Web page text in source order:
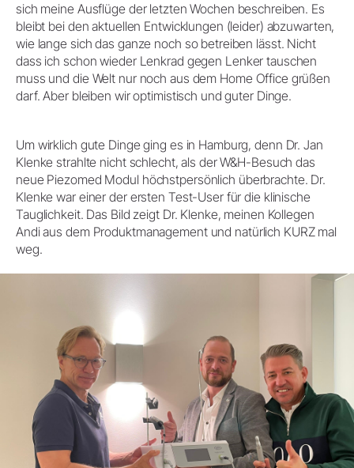
sich meine Ausflüge der letzten Wochen beschreiben. Es
bleibt bei den aktuellen Entwicklungen (leider) abzuwarten,
wie lange sich das ganze noch so betreiben lässt. Nicht
dass ich schon wieder Lenkrad gegen Lenker tauschen
muss und die Welt nur noch aus dem Home Office grüßen
darf. Aber bleiben wir optimistisch und guter Dinge.
Um wirklich gute Dinge ging es in Hamburg, denn Dr. Jan
Klenke strahlte nicht schlecht, als der W&H-Besuch das
neue Piezomed Modul höchstpersönlich überbrachte. Dr.
Klenke war einer der ersten Test-User für die klinische
Tauglichkeit. Das Bild zeigt Dr. Klenke, meinen Kollegen
Andi aus dem Produktmanagement und natürlich KURZ mal
weg.